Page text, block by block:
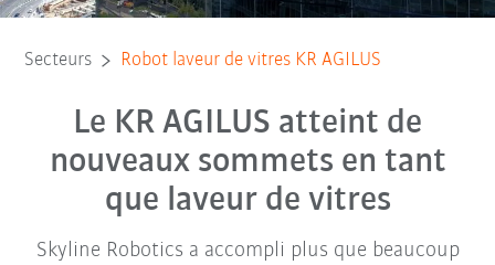
Secteurs Robot laveur de vitres KR AGILUS
Le KR AGILUS atteint de
nouveaux sommets en tant
que laveur de vitres
Skyline Robotics a accompli plus que beaucoup